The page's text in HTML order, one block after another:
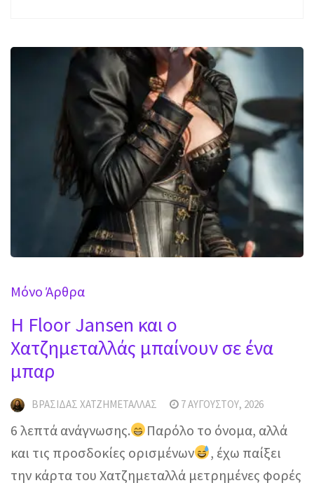
Mόνο Άρθρα
H Floor Jansen και ο
Χατζημεταλλάς μπαίνουν σε ένα
μπαρ
ΒΡΑΣΊΔΑΣ ΧΑΤΖΗΜΕΤΑΛΛΆΣ 7 ΑΥΓΟΎΣΤΟΥ, 2026
6 λεπτά ανάγνωσης.
Παρόλο το όνομα, αλλά
και τις προσδοκίες ορισμένων
, έχω παίξει
την κάρτα του Χατζημεταλλά μετρημένες φορές